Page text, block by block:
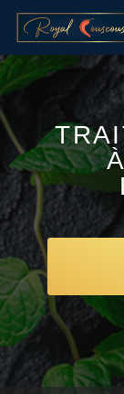
contenu
principal